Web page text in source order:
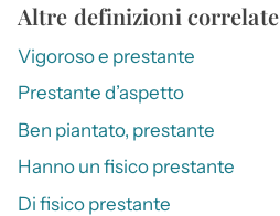
Altre definizioni correlate
Vigoroso e prestante
Prestante d’aspetto
Ben piantato, prestante
Hanno un fisico prestante
Di fisico prestante